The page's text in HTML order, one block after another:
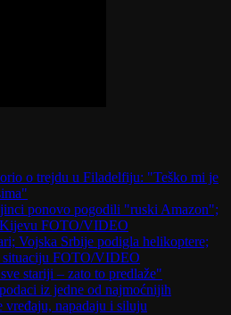
o trejdu u Filadelfiju: "Teško mi je
ponovo pogodili "ruski Amazon";
FOTO/VIDEO
Vojska Srbije podigla helikoptere;
situaciju FOTO/VIDEO
stariji – zato to predlaže"
iz jedne od najmoćnijih
napadaju i siluju